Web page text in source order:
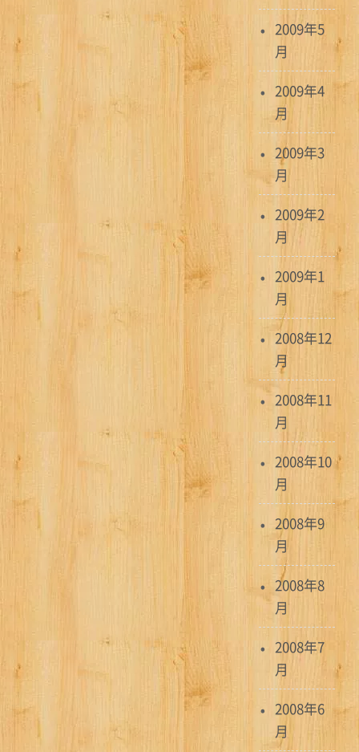
2009年5
月
2009年4
月
2009年3
月
2009年2
月
2009年1
月
2008年12
月
2008年11
月
2008年10
月
2008年9
月
2008年8
月
2008年7
月
2008年6
月